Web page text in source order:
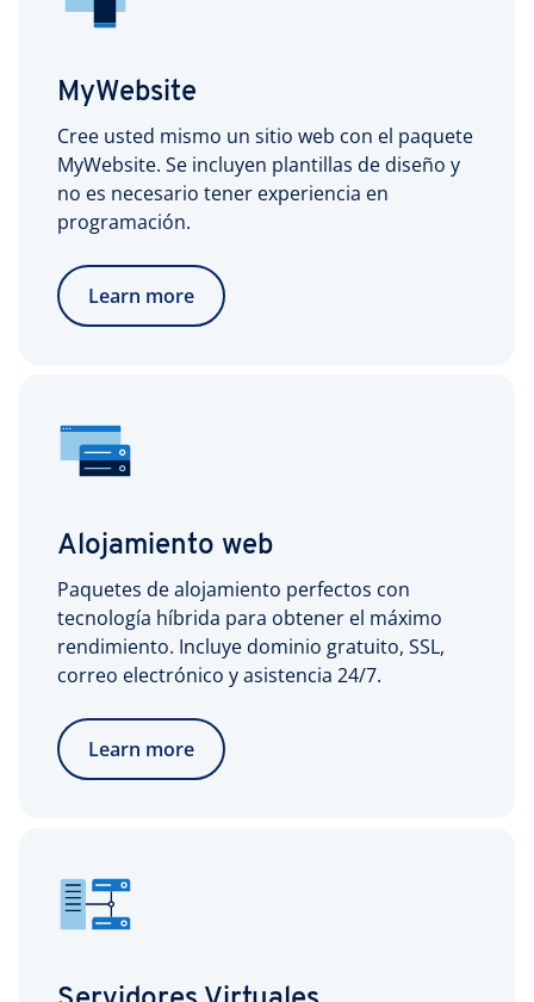
MyWebsite
Cree usted mismo un sitio web con el paquete
MyWebsite. Se incluyen plantillas de diseño y
no es necesario tener experiencia en
programación.
Learn more
Alojamiento web
Paquetes de alojamiento perfectos con
tecnología híbrida para obtener el máximo
rendimiento. Incluye dominio gratuito, SSL,
correo electrónico y asistencia 24/7.
Learn more